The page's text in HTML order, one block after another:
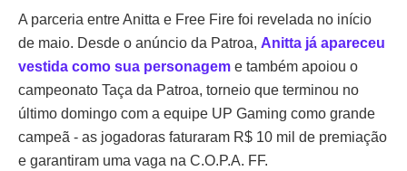
A parceria entre Anitta e Free Fire foi revelada no início
de maio. Desde o anúncio da Patroa, Anitta já apareceu
vestida como sua personagem e também apoiou o
campeonato Taça da Patroa, torneio que terminou no
último domingo com a equipe UP Gaming como grande
campeã - as jogadoras faturaram R$ 10 mil de premiação
e garantiram uma vaga na C.O.P.A. FF.